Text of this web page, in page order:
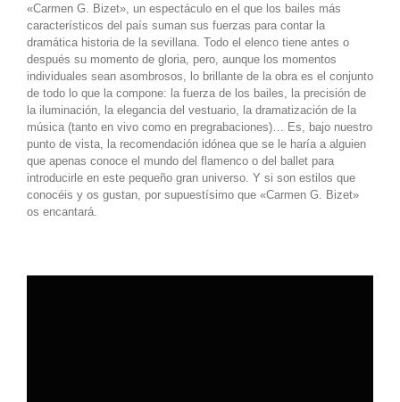
«Carmen G. Bizet», un espectáculo en el que los bailes más
característicos del país suman sus fuerzas para contar la
dramática historia de la sevillana. Todo el elenco tiene antes o
después su momento de gloria, pero, aunque los momentos
individuales sean asombrosos, lo brillante de la obra es el conjunto
de todo lo que la compone: la fuerza de los bailes, la precisión de
la iluminación, la elegancia del vestuario, la dramatización de la
música (tanto en vivo como en pregrabaciones)… Es, bajo nuestro
punto de vista, la recomendación idónea que se le haría a alguien
que apenas conoce el mundo del flamenco o del ballet para
introducirle en este pequeño gran universo. Y si son estilos que
conocéis y os gustan, por supuestísimo que «Carmen G. Bizet»
os encantará.